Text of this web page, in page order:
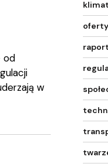
od
w